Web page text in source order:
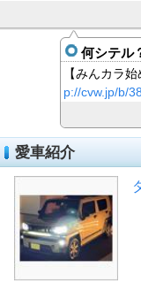
何シテル
【みんカラ
p://cvw.jp/b/
愛車紹介